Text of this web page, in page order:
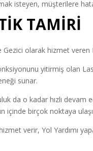
isteyen, müşterilere
TAMİRİ
olarak hizmet veren
yitirmiş olan
sunar.
da o kadar hızlı
içinde birçok noktaya
verir, Yol Yardımı